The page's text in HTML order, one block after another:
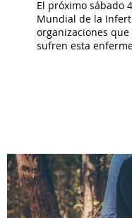
El próximo sábado
Mundial de la
organizaciones
sufren esta